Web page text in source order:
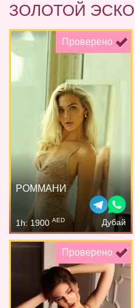
ЗОЛОТОЙ
Проверено
РОММАНИ
1h: 1900 AED Дубай
Проверено